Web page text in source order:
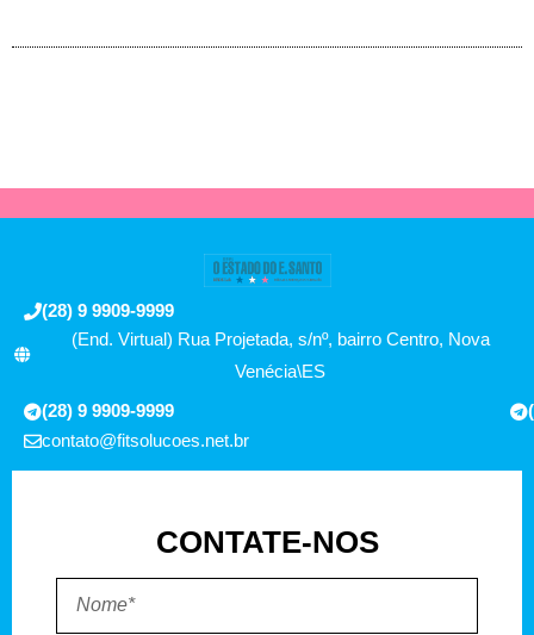
(28) 9 9909-9999
(End. Virtual) Rua Projetada, s/nº, bairro Centro, Nova
Venécia\ES
(28) 9 9909-9999
contato@fitsolucoes.net.br
CONTATE-NOS